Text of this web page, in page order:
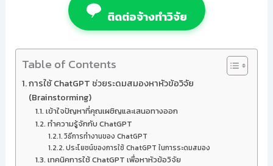
ติดต่อจ้างทำวิจัย
Table of Contents
การใช้ ChatGPT ช่วยระดมสมองหาหัวข้อวิจัย
(Brainstorming)
เข้าใจปัญหาที่คุณเผชิญและเสนอทางออก
ทำความรู้จักกับ ChatGPT
วิธีการทำงานของ ChatGPT
ประโยชน์ของการใช้ ChatGPT ในการระดมสมอง
เทคนิคการใช้ ChatGPT เพื่อหาหัวข้อวิจัย